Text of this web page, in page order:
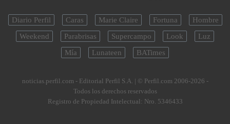
Diario Perfil Caras Marie Claire Fortuna
Hombre
Weekend
Parabrisas Supercampo Look
Luz
Mía
Lunateen BATimes
noticias.perfil.com - Editorial Perfil S.A. | © Perfil.com 2006-2026 -
Todos los derechos reservados
Registro de Propiedad Intelectual: Nro. 5346433